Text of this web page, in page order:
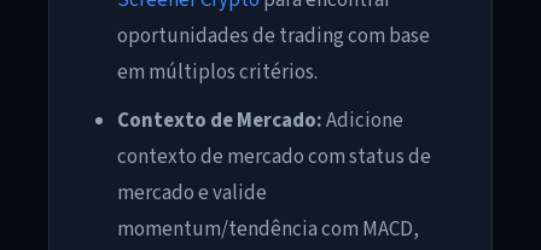
oportunidades de trading com base
em múltiplos critérios.
Contexto de Mercado:Adicione
contexto de mercado com status de
mercado e valide
momentum/tendência com MACD,